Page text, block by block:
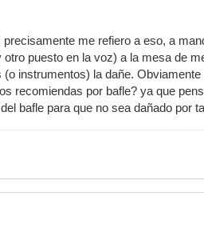
me refiero a eso, a
puesto en la voz) a la mesa de
instrumentos) la dañe.
recomiendas por bafle? ya que
bafle para que no sea dañado por